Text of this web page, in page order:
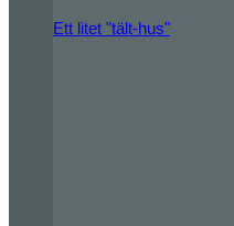
Ett litet "tält-hus"